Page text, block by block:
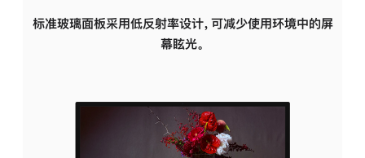
标准玻璃面板采用低反射率设计，可减少使用环境中的屏
幕眩光。